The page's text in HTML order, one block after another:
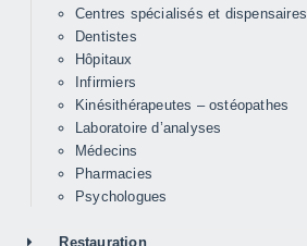
Centres spécialisés et dispensaires
Dentistes
Hôpitaux
Infirmiers
Kinésithérapeutes – ostéopathes
Laboratoire d’analyses
Médecins
Pharmacies
Psychologues
Restauration